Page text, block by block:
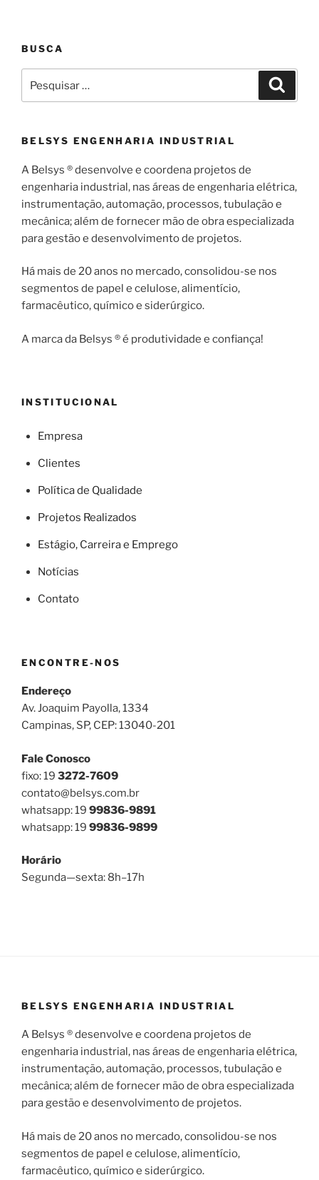
BUSCA
por:
BELSYS ENGENHARIA INDUSTRIAL
A Belsys ® desenvolve e coordena projetos de
engenharia industrial, nas áreas de engenharia elétrica,
instrumentação, automação, processos, tubulação e
mecânica; além de fornecer mão de obra especializada
para gestão e desenvolvimento de projetos.
Há mais de 20 anos no mercado, consolidou-se nos
segmentos de papel e celulose, alimentício,
farmacêutico, químico e siderúrgico.
A marca da Belsys ® é produtividade e confiança!
INSTITUCIONAL
Empresa
Clientes
Política de Qualidade
Projetos Realizados
Estágio, Carreira e Emprego
Notícias
Contato
ENCONTRE-NOS
Endereço
Av. Joaquim Payolla, 1334
Campinas, SP, CEP: 13040-201
Fale Conosco
fixo: 19 3272-7609
contato@belsys.com.br
whatsapp: 19 99836-9891
whatsapp: 19 99836-9899
Horário
Segunda—sexta: 8h–17h
BELSYS ENGENHARIA INDUSTRIAL
A Belsys ® desenvolve e coordena projetos de
engenharia industrial, nas áreas de engenharia elétrica,
instrumentação, automação, processos, tubulação e
mecânica; além de fornecer mão de obra especializada
para gestão e desenvolvimento de projetos.
Há mais de 20 anos no mercado, consolidou-se nos
segmentos de papel e celulose, alimentício,
farmacêutico, químico e siderúrgico.